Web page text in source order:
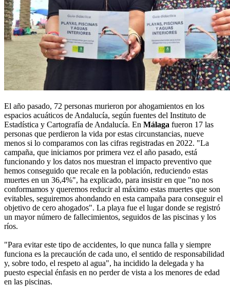
El año pasado, 72 personas murieron por ahogamientos en los
espacios acuáticos de Andalucía, según fuentes del Instituto de
Estadística y Cartografía de Andalucía. En Málaga fueron 17 las
personas que perdieron la vida por estas circunstancias, nueve
menos si lo comparamos con las cifras registradas en 2022. "La
campaña, que iniciamos por primera vez el año pasado, está
funcionando y los datos nos muestran el impacto preventivo que
hemos conseguido que recale en la población, reduciendo estas
muertes en un 36,4%", ha explicado, para insistir en que "no nos
conformamos y queremos reducir al máximo estas muertes que son
evitables, seguiremos ahondando en esta campaña para conseguir el
objetivo de cero ahogados". La playa fue el lugar donde se registró
un mayor número de fallecimientos, seguidos de las piscinas y los
ríos.
"Para evitar este tipo de accidentes, lo que nunca falla y siempre
funciona es la precaución de cada uno, el sentido de responsabilidad
y, sobre todo, el respeto al agua", ha incidido la delegada y ha
puesto especial énfasis en no perder de vista a los menores de edad
en las piscinas.